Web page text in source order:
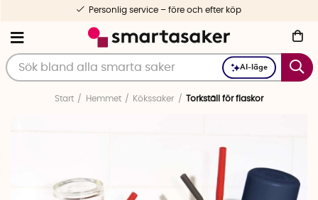
AI-läge
Personlig service – före och efter köp
Start Hemmet Kökssaker Torkställ för flaskor